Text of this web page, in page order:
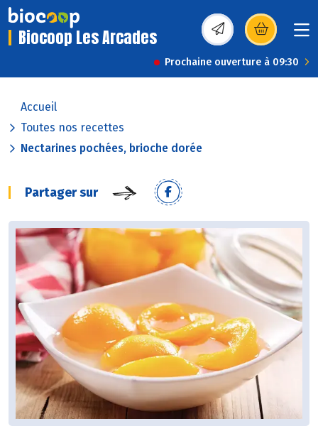
Biocoop Les Arcades (s’ouvre dans une
Prochaine ouverture à 09:30
Accueil
Toutes nos recettes
Nectarines pochées, brioche dorée
Partager sur